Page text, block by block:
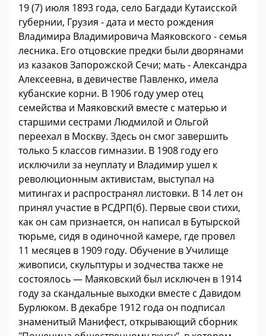
19 (7) июля 1893 года, село Багдади Кутаисской
губернии, Грузия - дата и место рождения
Владимира Владимировича Маяковского - семья
лесника. Его отцовские предки были дворянами
из казаков Запорожской Сечи; мать - Александра
Алексеевна, в девичестве Павленко, имела
кубанские корни. В 1906 году умер отец
семейства и Маяковский вместе с матерью и
старшими сестрами Людмилой и Ольгой
переехал в Москву. Здесь он смог завершить
только 5 классов гимназии. В 1908 году его
исключили за неуплату и Владимир ушел к
революционным активистам, выступал на
митингах и распространял листовки. В 14 лет он
принял участие в РСДРП(б). Первые свои стихи,
как он сам признается, он написал в Бутырской
тюрьме, сидя в одиночной камере, где провел
11 месяцев в 1909 году. Обучение в Училище
живописи, скульптуры и зодчества также не
состоялось — Маяковский был исключен в 1914
году за скандальные выходки вместе с Давидом
Бурлюком. В декабре 1912 года он подписал
знаменитый Манифест, открывающий сборник